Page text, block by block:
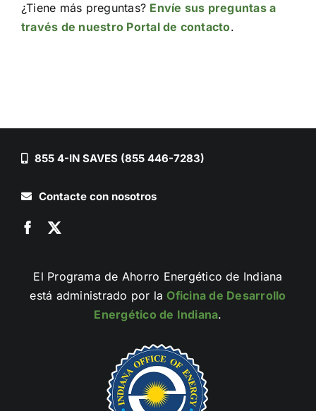
¿Tiene más preguntas? Envíe sus preguntas a
través de nuestro Portal de contacto.
855 4-IN SAVES (855 446-7283)
Contacte con nosotros
El Programa de Ahorro Energético de Indiana
está administrado por laOficina de Desarrollo
Energético de Indiana.